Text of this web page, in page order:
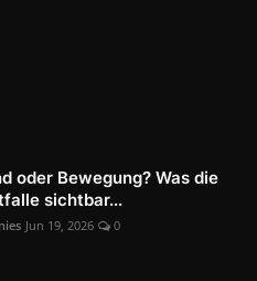
oder Bewegung? Was die
sichtbar...
Jun 19, 2026 0